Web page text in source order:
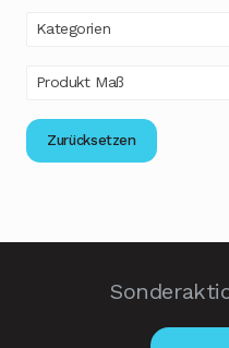
Kategorien
Produkt Maß
Zurücksetzen